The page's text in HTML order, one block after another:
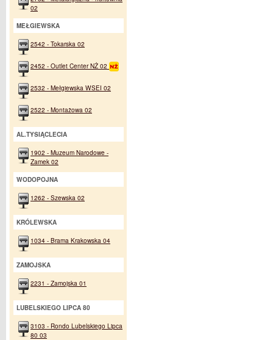
02
MEŁGIEWSKA
2542 - Tokarska 02
2452 - Outlet Center NŻ 02
2532 - Mełgiewska WSEI 02
2522 - Montażowa 02
AL.TYSIĄCLECIA
1902 - Muzeum Narodowe -
Zamek 02
WODOPOJNA
1262 - Szewska 02
KRÓLEWSKA
1034 - Brama Krakowska 04
ZAMOJSKA
2231 - Zamojska 01
LUBELSKIEGO LIPCA 80
3103 - Rondo Lubelskiego Lipca
80 03